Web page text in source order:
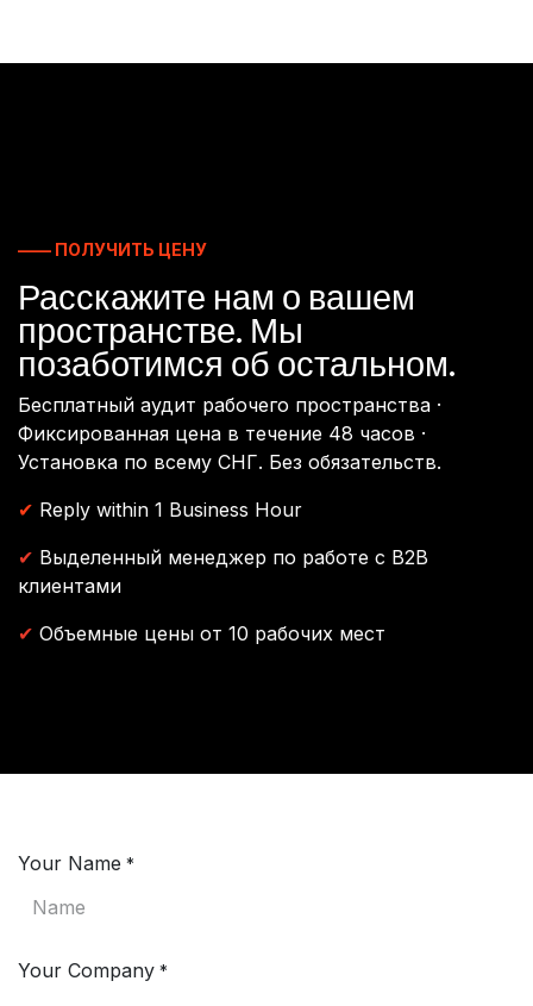
—— ПОЛУЧИТЬ ЦЕНУ
Расскажите нам о вашем
пространстве. Мы
позаботимся об остальном.
Бесплатный аудит рабочего пространства ·
Фиксированная цена в течение 48 часов ·
Установка по всему СНГ. Без обязательств.
✔ Reply within 1 Business Hour
✔ Выделенный менеджер по работе с B2B
клиентами
✔ Объемные цены от 10 рабочих мест
Your Name *
Your Company *